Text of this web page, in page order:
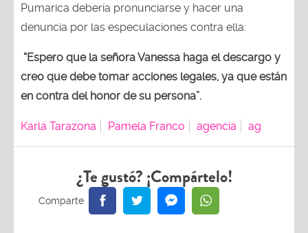
Pumarica debería pronunciarse y hacer una
denuncia por las especulaciones contra ella:
“Espero que la señora Vanessa haga el descargo y
creo que debe tomar acciones legales, ya que están
en contra del honor de su persona”.
Karla Tarazona Pamela Franco agencia ag
¿Te gustó? ¡Compártelo!